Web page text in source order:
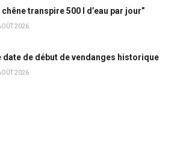
chêne transpire 500 l d’eau par jour”
2026
date de début de vendanges historique
2026